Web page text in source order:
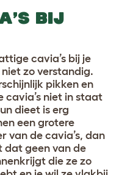
BIJ
cavia’s bij je
zo verstandig.
pikken en
cavia’s niet in staat
dieet is erg
een grotere
van de cavia’s, dan
dat geen van de
die ze zo